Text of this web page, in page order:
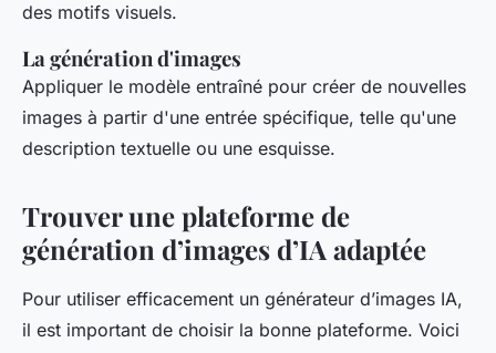
des motifs visuels.
La génération d'images
Appliquer le modèle entraîné pour créer de nouvelles
images à partir d'une entrée spécifique, telle qu'une
description textuelle ou une esquisse.
Trouver une plateforme de
génération d’images d’IA adaptée
Pour utiliser efficacement un générateur d’images IA,
il est important de choisir la bonne plateforme. Voici